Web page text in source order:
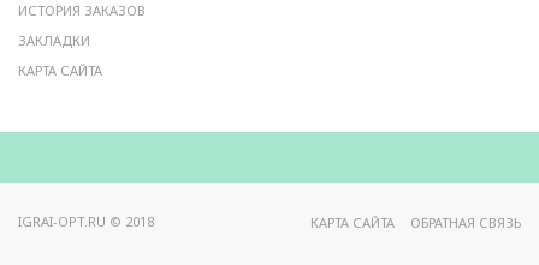
ИСТОРИЯ ЗАКАЗОВ
ЗАКЛАДКИ
КАРТА САЙТА
IGRAI-OPT.RU © 2018 КАРТА САЙТА ОБРАТНАЯ СВЯЗЬ